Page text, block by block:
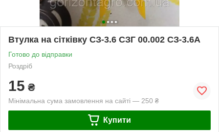
Втулка на сітківку СЗ-3.6 СЗГ 00.002 СЗ-3.6А
Готово до відправки
Роздріб
15 ₴
Мінімальна сума замовлення на сайті — 250 ₴
Купити